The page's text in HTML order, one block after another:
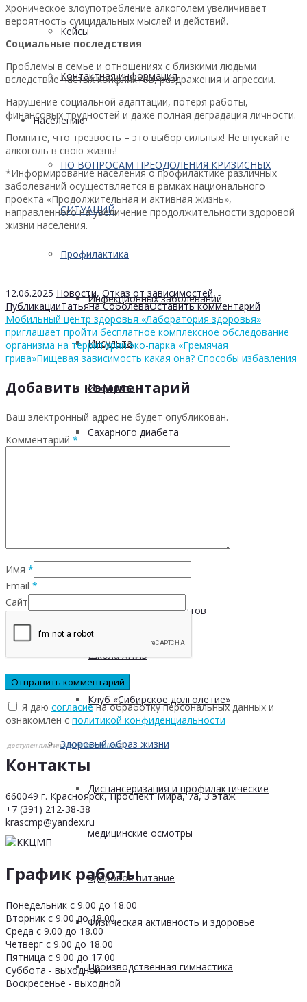
Кейсы
Контактная информация
Населению
ПО ВОПРОСАМ ПРЕОДОЛЕНИЯ КРИЗИСНЫХ
СИТУАЦИЙ
Профилактика
Инфекционных заболеваний
Инсульта
Инфаркта
Сахарного диабета
Гепатита С
Безопасность пациентов
Школа ХНИЗ
Клуб «Сибирское долголетие»
Здоровый образ жизни
Диспансеризация и профилактические
медицинские осмотры
Здоровое питание
Физическая активность и здоровье
Производственная гимнастика
Хроническое злоупотребление алкоголем увеличивает
вероятность суицидальных мыслей и действий.
Социальные последствия
Проблемы в семье и отношениях с близкими людьми
вследствие частых конфликтов, раздражения и агрессии.
Нарушение социальной адаптации, потеря работы,
финансовых трудностей и даже полная деградация личности.
Помните, что трезвость – это выбор сильных! Не впускайте
алкоголь в свою жизнь!
*Информирование населения о профилактике различных
заболеваний осуществляется в рамках национального
проекта «Продолжительная и активная жизнь»,
направленного на увеличение продолжительности здоровой
жизни населения.
12.06.2025 Новости, Отказ от зависимостей,
ПубликацииТатьяна СоболеваОставить комментарий
Мобильный центр здоровья «Лаборатория здоровья»
приглашает пройти бесплатное комплексное обследование
организма на территории эко-парка «Гремячая
грива»Пищевая зависимость какая она? Способы избавления
Добавить комментарий
Ваш электронный адрес не будет опубликован.
Комментарий *
Имя *
Email *
Сайт
Я даю согласиена обработку персональных данных и
ознакомлен с политикой конфиденциальности
доступен плагинATs Privacy Policy©
Контакты
660049 г. Красноярск, Проспект Мира, 7а, 3 этаж
+7 (391) 212-38-38
krascmp@yandex.ru
График работы
Понедельник с 9.00 до 18.00
Вторник с 9.00 до 18.00
Среда с 9.00 до 18.00
Четверг с 9.00 до 18.00
Пятница с 9.00 до 17.00
Суббота - выходной
Воскресенье - выходной